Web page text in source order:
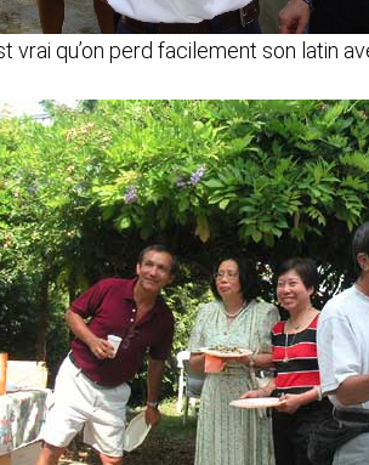
vrai qu’on perd facilement son latin